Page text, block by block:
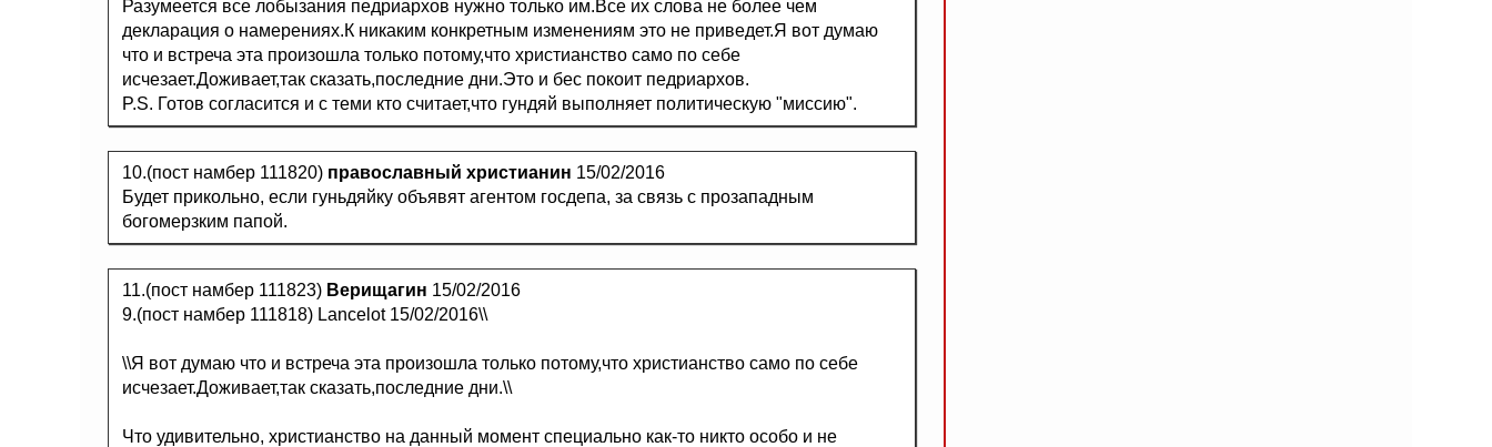
Разумеется все лобызания педриархов нужно только им.Все их слова не более чем
декларация о намерениях.К никаким конкретным изменениям это не приведет.Я вот думаю
что и встреча эта произошла только потому,что христианство само по себе
исчезает.Доживает,так сказать,последние дни.Это и бес покоит педриархов.
P.S. Готов согласится и с теми кто считает,что гундяй выполняет политическую "миссию".
10.(пост намбер 111820) православный христианин 15/02/2016
Будет прикольно, если гуньдяйку объявят агентом госдепа, за связь с прозападным
богомерзким папой.
11.(пост намбер 111823) Верищагин 15/02/2016
9.(пост намбер 111818) Lancelot 15/02/2016\\
\\Я вот думаю что и встреча эта произошла только потому,что христианство само по себе
исчезает.Доживает,так сказать,последние дни.\\
Что удивительно, христианство на данный момент специально как-то никто особо и не